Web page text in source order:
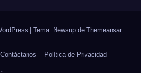
Tema: Newsup de Themeansar
Contáctanos Política de Privacidad